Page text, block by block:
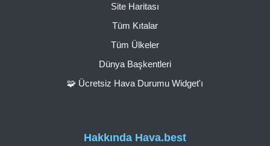
Hakkında Hava.best
Site Haritası
Tüm Kıtalar
Tüm Ülkeler
Dünya Başkentleri
🧩 Ücretsiz Hava Durumu Widget'ı